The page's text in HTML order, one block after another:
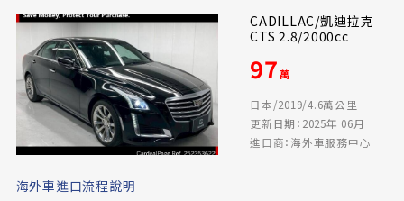
CADILLAC/凱迪拉克
CTS 2.8/2000cc
97萬
日本/2019/4.6萬公里
更新日期：2025年 06月
進口商：海外車服務中心
海外車進口流程說明